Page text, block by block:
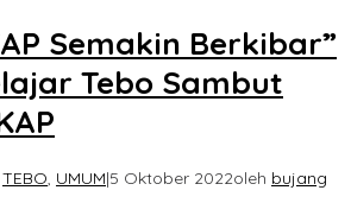
Semakin Berkibar”
Tebo Sambut
TEBO, UMUM|5 Oktober 2022oleh bujang